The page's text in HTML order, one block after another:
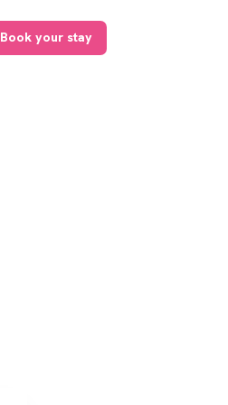
Book your stay